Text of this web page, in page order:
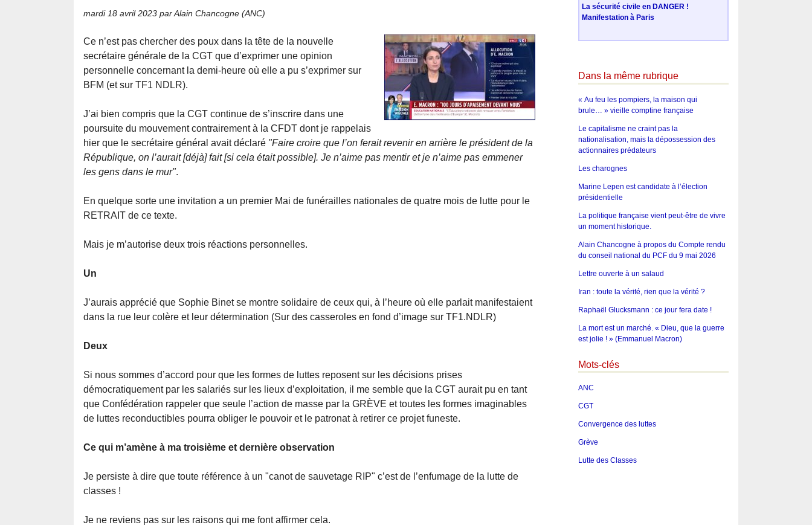
mardi 18 avril 2023 par Alain Chancogne (ANC)
Ce n’est pas chercher des poux dans la tête de la nouvelle
secrétaire générale de la CGT que d’exprimer une opinion
personnelle concernant la demi-heure où elle a pu s’exprimer sur
BFM (et sur TF1 NDLR).
J’ai bien compris que la CGT continue de s’inscrire dans une
poursuite du mouvement contrairement à la CFDT dont je rappelais
hier que le secrétaire général avait déclaré "Faire croire que l’on ferait revenir en arrière le président de la
République, on l’aurait [déjà] fait [si cela était possible]. Je n’aime pas mentir et je n’aime pas emmener
les gens dans le mur".
En quelque sorte une invitation a un premier Mai de funérailles nationales de quatre mois de lutte pour le
RETRAIT de ce texte.
Mais je m’autorise deux trois réactions personnelles.
Un
J’aurais apprécié que Sophie Binet se montre solidaire de ceux qui, à l’heure où elle parlait manifestaient
dans la rue leur colère et leur détermination (Sur des casseroles en fond d’image sur TF1.NDLR)
Deux
Si nous sommes d’accord pour que les formes de luttes reposent sur les décisions prises
démocratiquement par les salariés sur les lieux d’exploitation, il me semble que la CGT aurait pu en tant
que Confédération rappeler que seule l’action de masse par la GRÈVE et toutes les formes imaginables
de luttes reconductibles pourra obliger le pouvoir et le patronat à retirer ce projet funeste.
Ce qui m’amène à ma troisième et dernière observation
Je persiste à dire que toute référence à un "canot de sauvetage RIP" c’est de l’enfumage de la lutte de
classes !
Je ne reviens pas sur les raisons qui me font affirmer cela.
La sécurité civile en DANGER !
Manifestation à Paris
Dans la même rubrique
« Au feu les pompiers, la maison qui
brule… » vieille comptine française
Le capitalisme ne craint pas la
nationalisation, mais la dépossession des
actionnaires prédateurs
Les charognes
Marine Lepen est candidate à l’élection
présidentielle
La politique française vient peut-être de vivre
un moment historique.
Alain Chancogne à propos du Compte rendu
du conseil national du PCF du 9 mai 2026
Lettre ouverte à un salaud
Iran : toute la vérité, rien que la vérité ?
Raphaël Glucksmann : ce jour fera date !
La mort est un marché. « Dieu, que la guerre
est jolie ! » (Emmanuel Macron)
Mots-clés
ANC
CGT
Convergence des luttes
Grève
Lutte des Classes